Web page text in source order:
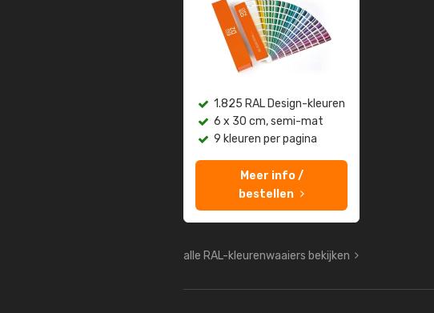
1.825 RAL Design-kleuren
6 x 30 cm, semi-mat
9 kleuren per pagina
Meer info /
bestellen
alle RAL-kleurenwaaiers bekijken